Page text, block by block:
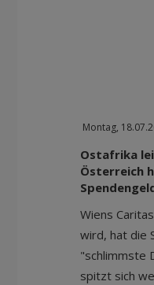
Montag,
Ostafrika
Österreich
Wiens
wird, hat die
"schlimmste
spitzt sich